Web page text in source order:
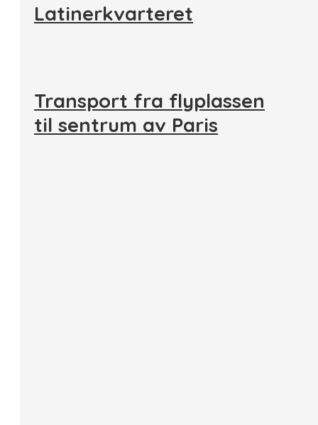
Latinerkvarteret
Transport fra flyplassen
til sentrum av Paris